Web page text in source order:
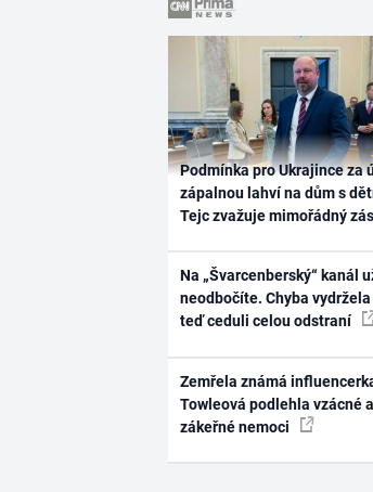
Podmínka pro Ukrajince za
zápalnou lahví na dům s
Tejc zvažuje mimořádný
Na „Švarcenberský“ kanál
neodbočíte. Chyba
teď ceduli celou odstraní
Zemřela známá
Towleová podlehla vzácné a
zákeřné nemoci